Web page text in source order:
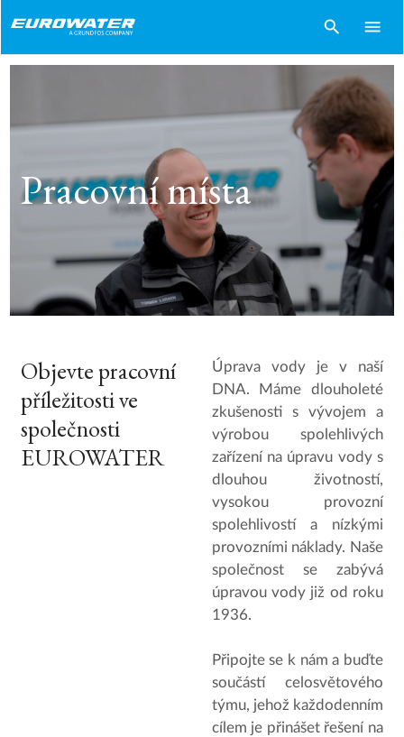
search menu
Pracovní místa
Objevte pracovní
příležitosti ve
společnosti
EUROWATER
Úprava vody je v naší
DNA. Máme dlouholeté
zkušenosti s vývojem a
výrobou spolehlivých
zařízení na úpravu vody s
dlouhou životností,
vysokou provozní
spolehlivostí a nízkými
provozními náklady. Naše
společnost se zabývá
úpravou vody již od roku
1936.
Připojte se k nám a buďte
součástí celosvětového
týmu, jehož každodenním
cílem je přinášet řešení na